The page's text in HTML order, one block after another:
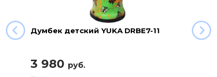
Думбек детский YUKA DRBE7-11
3 980 руб.